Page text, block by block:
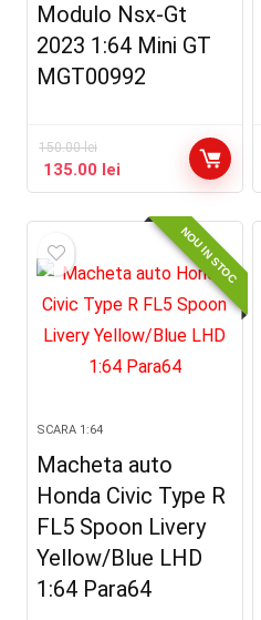
Modulo Nsx-Gt
2023 1:64 Mini GT
MGT00992
150.00lei
135.00 lei
NOU IN STOC
SCARA 1:64
Macheta auto
Honda Civic Type R
FL5 Spoon Livery
Yellow/Blue LHD
1:64 Para64